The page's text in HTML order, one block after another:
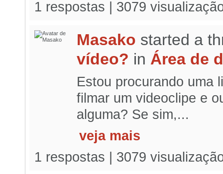
1 respostas | 3079
Masako started a
vídeo? in Área de
Estou procurando uma
filmar um videoclipe e
alguma? Se sim,...
veja mais
1 respostas | 3079